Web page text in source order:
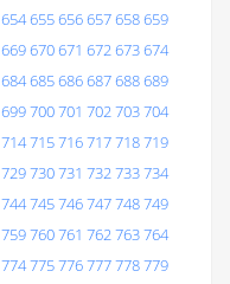
654655656657658659
669670671 672673674
684685686687688689
699700701 702703704
714715716717718719
729730731 732733734
744745746747748749
759760761 762763764
774775776777778779